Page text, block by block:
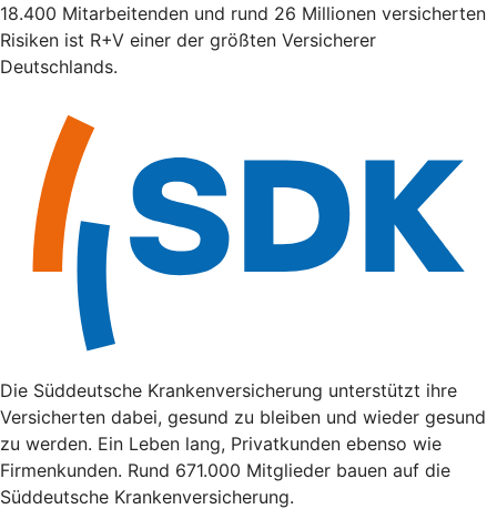
18.400 Mitarbeitenden und rund 26 Millionen versicherten
Risiken ist R+V einer der größten Versicherer
Deutschlands.
Die Süddeutsche Krankenversicherung unterstützt ihre
Versicherten dabei, gesund zu bleiben und wieder gesund
zu werden. Ein Leben lang, Privatkunden ebenso wie
Firmenkunden. Rund 671.000 Mitglieder bauen auf die
Süddeutsche Krankenversicherung.